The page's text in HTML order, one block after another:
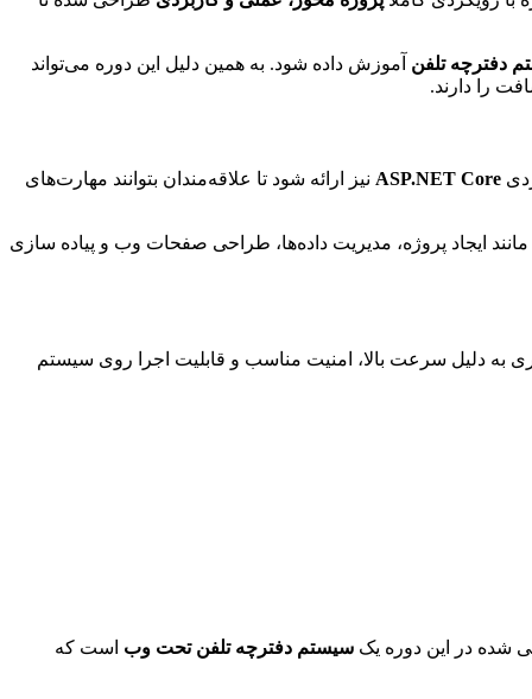
دفترچه تلفن آموزش داده شود. به همین دلیل این دوره می‌تواند
را دارند.
ASP.NET Core نیز ارائه شود تا علاقه‌مندان بتوانند مهارت‌های
ایجاد پروژه، مدیریت داده‌ها، طراحی صفحات وب و پیاده سازی
دلیل سرعت بالا، امنیت مناسب و قابلیت اجرا روی سیستم
شده در این دوره یک سیستم دفترچه تلفن تحت وب است که